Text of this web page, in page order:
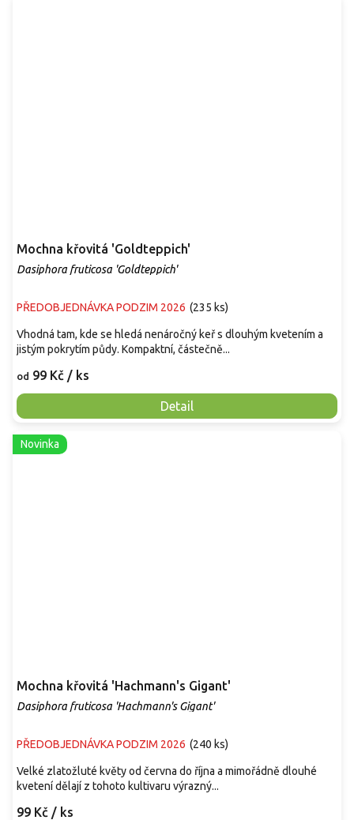
Mochna křovitá 'Goldteppich'
Dasiphora fruticosa 'Goldteppich'
PŘEDOBJEDNÁVKA PODZIM 2026 (235 ks)
od 99 Kč / ks
Detail
Vhodná tam, kde se hledá nenáročný keř s dlouhým kvetením a
jistým pokrytím půdy. Kompaktní, částečně...
Novinka
Mochna křovitá 'Hachmann's Gigant'
Dasiphora fruticosa 'Hachmann's Gigant'
PŘEDOBJEDNÁVKA PODZIM 2026 (240 ks)
99 Kč / ks
Velké zlatožluté květy od června do října a mimořádně dlouhé
kvetení dělají z tohoto kultivaru výrazný...